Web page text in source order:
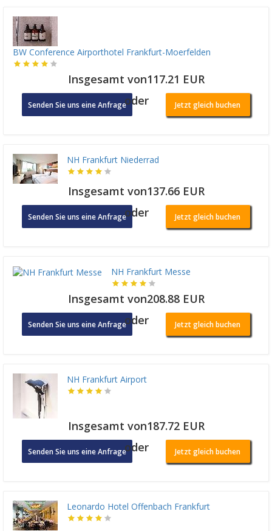
BW Conference Airporthotel Frankfurt-Moerfelden
Insgesamt von117.21 EUR
Senden Sie uns eine Anfrageoder Jetzt gleich buchen
NH Frankfurt Niederrad
Insgesamt von137.66 EUR
Senden Sie uns eine Anfrageoder Jetzt gleich buchen
NH Frankfurt Messe
Insgesamt von208.88 EUR
Senden Sie uns eine Anfrageoder Jetzt gleich buchen
NH Frankfurt Airport
Insgesamt von187.72 EUR
Senden Sie uns eine Anfrageoder Jetzt gleich buchen
Leonardo Hotel Offenbach Frankfurt